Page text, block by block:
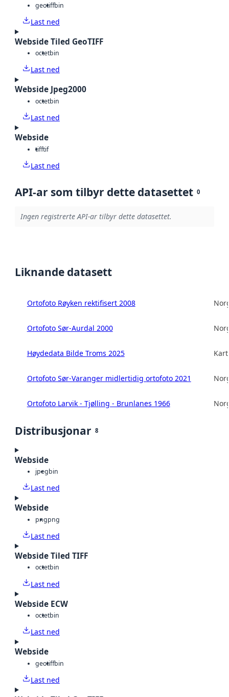
geotiffbin
Last ned
Webside Tiled GeoTIFF
octetbin
Last ned
Webside Jpeg2000
octetbin
Last ned
Webside
tifftif
Last ned
API-ar som tilbyr dette datasettet 0
Ingen registrerte API-ar tilbyr dette datasettet.
Liknande datasett
Ortofoto Røyken rektifisert 2008
Ortofoto Sør-Aurdal 2000
Høydedata Bilde Troms 2025
Ortofoto Sør-Varanger midlertidig ortofoto 2021
Ortofoto Larvik - Tjølling - Brunlanes 1966
Distribusjonar 8
Webside
jpegbin
Last ned
Webside
pngpng
Last ned
Webside Tiled TIFF
octetbin
Last ned
Webside ECW
octetbin
Last ned
Webside
geotiffbin
Last ned